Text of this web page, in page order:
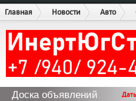
Главная
Новости Авто
Доска объявлений